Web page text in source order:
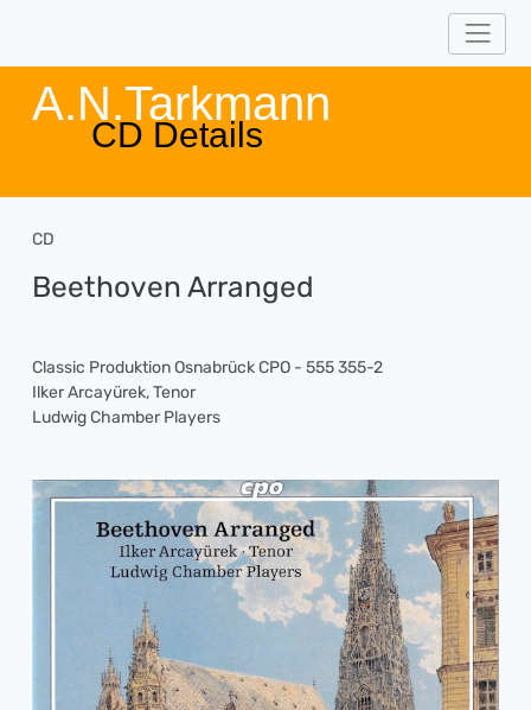
A.N.Tarkmann
CD Details
CD
Beethoven Arranged
Classic Produktion Osnabrück CPO - 555 355-2
Ilker Arcayürek, Tenor
Ludwig Chamber Players